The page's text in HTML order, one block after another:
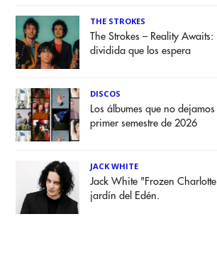
THE STROKES
The Strokes – Reality Awaits:
dividida que los espera
DISCOS
Los álbumes que no dejamos
primer semestre de 2026
JACK WHITE
Jack White "Frozen
jardín del Edén.